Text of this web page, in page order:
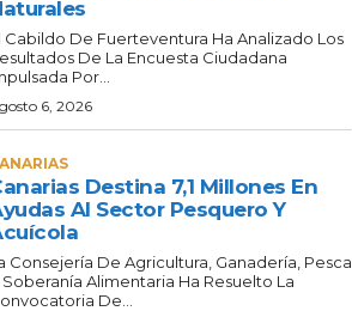
Cabildo De Fuerteventura Ha Analizado Los
De La Encuesta Ciudadana
Por...
6, 2026
Destina 7,1 Millones En
Al Sector Pesquero Y
Consejería De Agricultura, Ganadería, Pesca
Soberanía Alimentaria Ha Resuelto La
De...